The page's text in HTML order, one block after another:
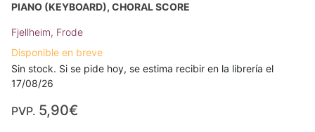
PIANO (KEYBOARD), CHORAL SCORE
Fjellheim, Frode
Disponible en breve
Sin stock. Si se pide hoy, se estima recibir en la librería el
17/08/26
PVP. 5,90€